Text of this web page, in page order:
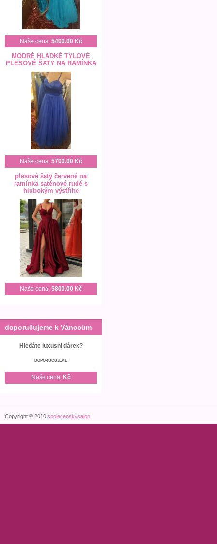
Naše cena: 5400.00 Kč
MODRÉ HLADKÉ TYLOVÉ
PLESOVÉ ŠATY NA RAMÍNKA
Naše cena: 5700.00 Kč
plesové šaty červené na
ramínka saténové rudé s
hlubokým výstřihe
Naše cena: 5800.00 Kč
doporučujeme k Vánocům
Hledáte luxusní dárek?
DOPORUČUJEME
Naše cena: Kč
Copyright © 2010 spolecenskysalon